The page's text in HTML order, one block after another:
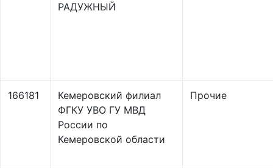
РАДУЖНЫЙ
166181
Кемеровский филиал
ФГКУ УВО ГУ МВД
России по
Кемеровской области
Прочие